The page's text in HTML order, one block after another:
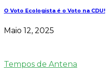
O Voto Ecologista é o Voto na CDU!
Maio 12, 2025
Tempos de Antena